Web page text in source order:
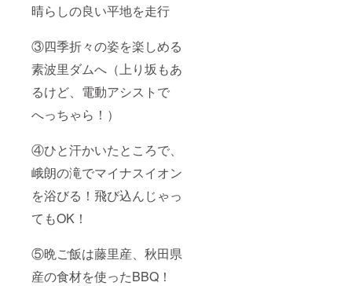
晴らしの良い平地を走行
③四季折々の姿を楽しめる
素波里ダムへ（上り坂もあ
るけど、電動アシストで
へっちゃら！）
④ひと汗かいたところで、
峨朗の滝でマイナスイオン
を浴びる！飛び込んじゃっ
てもOK！
⑤晩ご飯は藤里産、秋田県
産の食材を使ったBBQ！